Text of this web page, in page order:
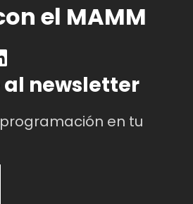
el MAMM
newsletter
en tu